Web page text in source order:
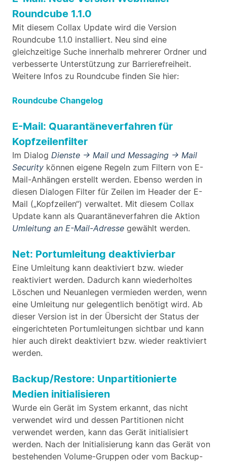
Roundcube 1.1.0
Mit diesem Collax Update wird die Version
Roundcube 1.1.0 installiert. Neu sind eine
gleichzeitige Suche innerhalb mehrerer Ordner und
verbesserte Unterstützung zur Barrierefreiheit.
Weitere Infos zu Roundcube finden Sie hier:
Roundcube Changelog
E-Mail: Quarantäneverfahren für
Kopfzeilenfilter
Im Dialog Dienste -> Mail und Messaging -> Mail
Security können eigene Regeln zum Filtern von E-
Mail-Anhängen erstellt werden. Ebenso werden in
diesen Dialogen Filter für Zeilen im Header der E-
Mail („Kopfzeilen“) verwaltet. Mit diesem Collax
Update kann als Quarantäneverfahren die Aktion
Umleitung an E-Mail-Adresse gewählt werden.
Net: Portumleitung deaktivierbar
Eine Umleitung kann deaktiviert bzw. wieder
reaktiviert werden. Dadurch kann wiederholtes
Löschen und Neuanlegen vermieden werden, wenn
eine Umleitung nur gelegentlich benötigt wird. Ab
dieser Version ist in der Übersicht der Status der
eingerichteten Portumleitungen sichtbar und kann
hier auch direkt deaktiviert bzw. wieder reaktiviert
werden.
Backup/Restore: Unpartitionierte
Medien initialisieren
Wurde ein Gerät im System erkannt, das nicht
verwendet wird und dessen Partitionen nicht
verwendet werden, kann das Gerät initialisiert
werden. Nach der Initialisierung kann das Gerät von
bestehenden Volume-Gruppen oder vom Backup-